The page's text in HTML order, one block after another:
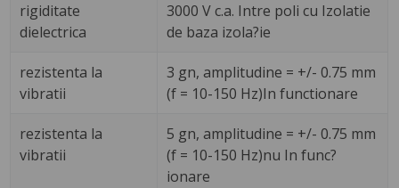
rigiditate
dielectrica
3000 V c.a. Intre poli cu Izolatie
de baza izola?ie
rezistenta la
vibratii
3 gn, amplitudine = +/- 0.75 mm
(f = 10-150 Hz)In functionare
rezistenta la
vibratii
5 gn, amplitudine = +/- 0.75 mm
(f = 10-150 Hz)nu In func?
ionare